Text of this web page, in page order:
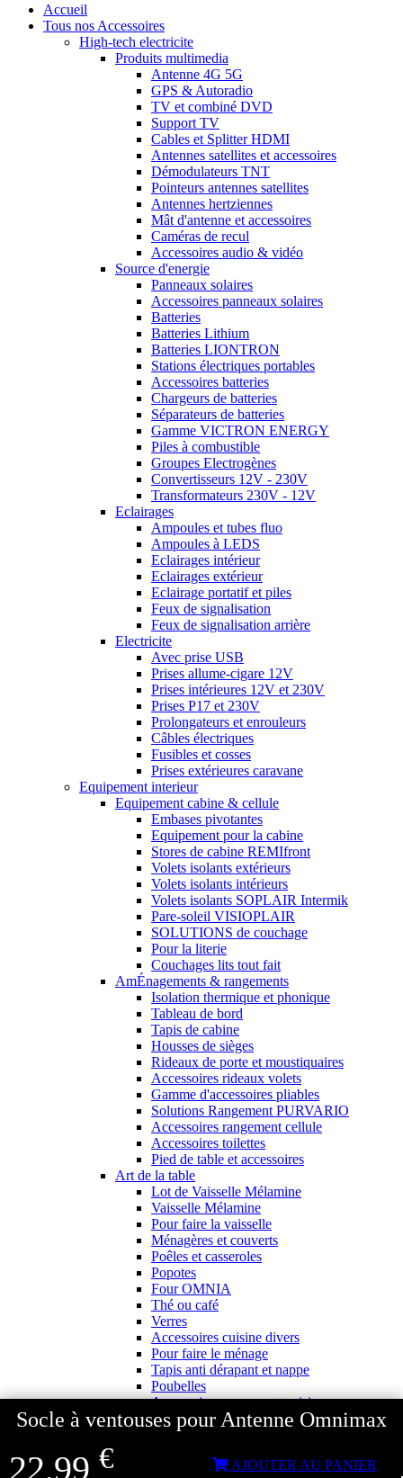
Socle à ventouses pour Antenne Omnimax
22,99 € AJOUTER AU PANIER
Accueil
Tous nos Accessoires
High-tech electricite
Produits multimedia
Antenne 4G 5G
GPS & Autoradio
TV et combiné DVD
Support TV
Cables et Splitter HDMI
Antennes satellites et accessoires
Démodulateurs TNT
Pointeurs antennes satellites
Antennes hertziennes
Mât d'antenne et accessoires
Caméras de recul
Accessoires audio & vidéo
Source d'energie
Panneaux solaires
Accessoires panneaux solaires
Batteries
Batteries Lithium
Batteries LIONTRON
Stations électriques portables
Accessoires batteries
Chargeurs de batteries
Séparateurs de batteries
Gamme VICTRON ENERGY
Piles à combustible
Groupes Electrogènes
Convertisseurs 12V - 230V
Transformateurs 230V - 12V
Eclairages
Ampoules et tubes fluo
Ampoules à LEDS
Eclairages intérieur
Eclairages extérieur
Eclairage portatif et piles
Feux de signalisation
Feux de signalisation arrière
Electricite
Avec prise USB
Prises allume-cigare 12V
Prises intérieures 12V et 230V
Prises P17 et 230V
Prolongateurs et enrouleurs
Câbles électriques
Fusibles et cosses
Prises extérieures caravane
Equipement interieur
Equipement cabine & cellule
Embases pivotantes
Equipement pour la cabine
Stores de cabine REMIfront
Volets isolants extérieurs
Volets isolants intérieurs
Volets isolants SOPLAIR Intermik
Pare-soleil VISIOPLAIR
SOLUTIONS de couchage
Pour la literie
Couchages lits tout fait
AmÉnagements & rangements
Isolation thermique et phonique
Tableau de bord
Tapis de cabine
Housses de sièges
Rideaux de porte et moustiquaires
Accessoires rideaux volets
Gamme d'accessoires pliables
Solutions Rangement PURVARIO
Accessoires rangement cellule
Accessoires toilettes
Pied de table et accessoires
Art de la table
Lot de Vaisselle Mélamine
Vaisselle Mélamine
Pour faire la vaisselle
Ménagères et couverts
Poêles et casseroles
Popotes
Four OMNIA
Thé ou café
Verres
Accessoires cuisine divers
Pour faire le ménage
Tapis anti dérapant et nappe
Poubelles
Accessoires rangement cuisine
Librairie et jeux
Guides